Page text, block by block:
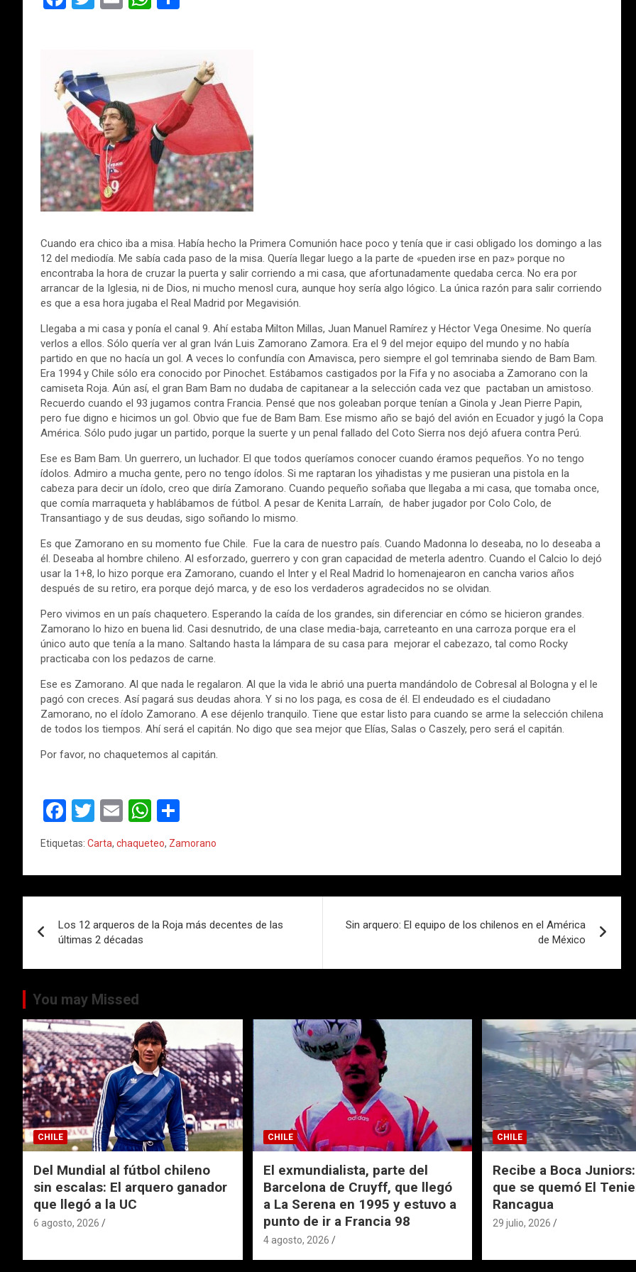
b
o
o
k
er
s
A
p
p
p
ar
tir
Cuando era chico iba a misa. Había hecho la Primera Comunión hace poco y tenía que ir casi obligado los domingo a las
12 del mediodía. Me sabía cada paso de la misa. Quería llegar luego a la parte de «pueden irse en paz» porque no
encontraba la hora de cruzar la puerta y salir corriendo a mi casa, que afortunadamente quedaba cerca. No era por
arrancar de la Iglesia, ni de Dios, ni mucho menosl cura, aunque hoy sería algo lógico. La única razón para salir corriendo
es que a esa hora jugaba el Real Madrid por Megavisión.
Llegaba a mi casa y ponía el canal 9. Ahí estaba Milton Millas, Juan Manuel Ramírez y Héctor Vega Onesime. No quería
verlos a ellos. Sólo quería ver al gran Iván Luis Zamorano Zamora. Era el 9 del mejor equipo del mundo y no había
partido en que no hacía un gol. A veces lo confundía con Amavisca, pero siempre el gol temrinaba siendo de Bam Bam.
Era 1994 y Chile sólo era conocido por Pinochet. Estábamos castigados por la Fifa y no asociaba a Zamorano con la
camiseta Roja. Aún así, el gran Bam Bam no dudaba de capitanear a la selección cada vez que pactaban un amistoso.
Recuerdo cuando el 93 jugamos contra Francia. Pensé que nos goleaban porque tenían a Ginola y Jean Pierre Papin,
pero fue digno e hicimos un gol. Obvio que fue de Bam Bam. Ese mismo año se bajó del avión en Ecuador y jugó la Copa
América. Sólo pudo jugar un partido, porque la suerte y un penal fallado del Coto Sierra nos dejó afuera contra Perú.
Ese es Bam Bam. Un guerrero, un luchador. El que todos queríamos conocer cuando éramos pequeños. Yo no tengo
ídolos. Admiro a mucha gente, pero no tengo ídolos. Si me raptaran los yihadistas y me pusieran una pistola en la
cabeza para decir un ídolo, creo que diría Zamorano. Cuando pequeño soñaba que llegaba a mi casa, que tomaba once,
que comía marraqueta y hablábamos de fútbol. A pesar de Kenita Larraín, de haber jugador por Colo Colo, de
Transantiago y de sus deudas, sigo soñando lo mismo.
Es que Zamorano en su momento fue Chile. Fue la cara de nuestro país. Cuando Madonna lo deseaba, no lo deseaba a
él. Deseaba al hombre chileno. Al esforzado, guerrero y con gran capacidad de meterla adentro. Cuando el Calcio lo dejó
usar la 1+8, lo hizo porque era Zamorano, cuando el Inter y el Real Madrid lo homenajearon en cancha varios años
después de su retiro, era porque dejó marca, y de eso los verdaderos agradecidos no se olvidan.
Pero vivimos en un país chaquetero. Esperando la caída de los grandes, sin diferenciar en cómo se hicieron grandes.
Zamorano lo hizo en buena lid. Casi desnutrido, de una clase media-baja, carreteanto en una carroza porque era el
único auto que tenía a la mano. Saltando hasta la lámpara de su casa para mejorar el cabezazo, tal como Rocky
practicaba con los pedazos de carne.
Ese es Zamorano. Al que nada le regalaron. Al que la vida le abrió una puerta mandándolo de Cobresal al Bologna y el le
pagó con creces. Así pagará sus deudas ahora. Y si no los paga, es cosa de él. El endeudado es el ciudadano
Zamorano, no el ídolo Zamorano. A ese déjenlo tranquilo. Tiene que estar listo para cuando se arme la selección chilena
de todos los tiempos. Ahí será el capitán. No digo que sea mejor que Elías, Salas o Caszely, pero será el capitán.
Por favor, no chaquetemos al capitán.
F
a
ce
b
o
o
k
T
wi
tt
er
E
ail
W
h
at
s
A
p
m
p
ar
tir
Etiquetas: Carta, chaqueteo, Zamorano
de
entradas
Los 12 arqueros de la Roja más decentes de las
últimas 2 décadas
Sin arquero: El equipo de los chilenos en el América
de México
You may Missed
CHILE
Del Mundial al fútbol chileno
sin escalas: El arquero ganador
que llegó a la UC
6 agosto, 2026
CHILE
El exmundialista, parte del
Barcelona de Cruyff, que llegó
a La Serena en 1995 y estuvo a
punto de ir a Francia 98
4 agosto, 2026
CHILE
Recibe a Boca
que se quemó El
Rancagua
29 julio, 2026